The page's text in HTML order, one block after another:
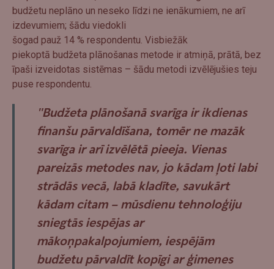
budžetu neplāno un neseko līdzi ne ienākumiem, ne arī
izdevumiem; šādu viedokli
šogad pauž 14 % respondentu. Visbiežāk
piekoptā budžeta plānošanas metode ir atmiņā, prātā, bez
īpaši izveidotas sistēmas – šādu metodi izvēlējušies teju
puse respondentu.
"Budžeta plānošanā svarīga ir ikdienas
finanšu pārvaldīšana, tomēr ne mazāk
svarīga ir arī izvēlētā pieeja. Vienas
pareizās metodes nav, jo kādam ļoti labi
strādās vecā, labā kladīte, savukārt
kādam citam – mūsdienu tehnoloģiju
sniegtās iespējas ar
mākoņpakalpojumiem, iespējām
budžetu pārvaldīt kopīgi ar ģimenes